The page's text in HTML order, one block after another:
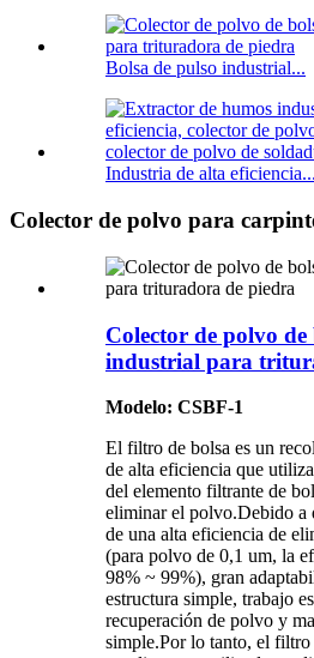
Bolsa de pulso industrial...
Industria de alta eficiencia...
Colector de polvo para
Colector de polvo de
industrial para
Modelo: CSBF-1
El filtro de bolsa es un
de alta eficiencia que
del elemento filtrante de
eliminar el polvo.Debido a
de una alta eficiencia de
(para polvo de 0,1 um, la
98% ~ 99%), gran
estructura simple, trabajo
recuperación de polvo y
simple.Por lo tanto, el filtro